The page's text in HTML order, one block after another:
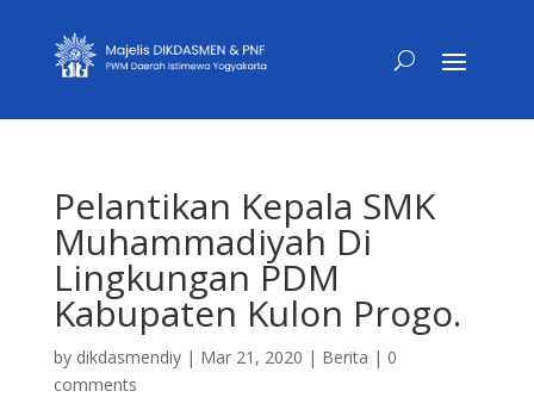
Pelantikan Kepala SMK
Muhammadiyah Di
Lingkungan PDM
Kabupaten Kulon Progo.
by dikdasmendiy| Mar 21, 2020 | Berita | 0
comments